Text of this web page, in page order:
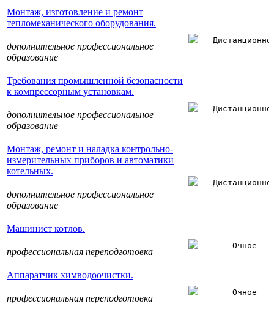
Монтаж, изготовление и ремонт
тепломеханического оборудования.
дополнительное профессиональное
образование
Требования промышленной безопасности
к компрессорным установкам.
дополнительное профессиональное
образование
Монтаж, ремонт и наладка контрольно-
измерительных приборов и автоматики
котельных.
дополнительное профессиональное
образование
Машинист котлов.
профессиональная переподготовка
Очное
Аппаратчик химводоочистки.
профессиональная переподготовка
Очное